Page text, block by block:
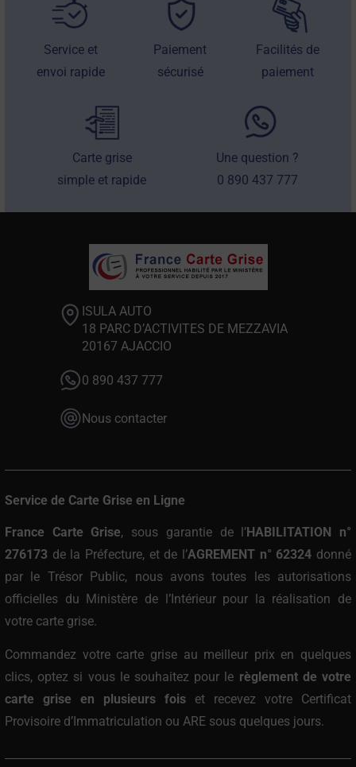
Service et
envoi rapide
Paiement
sécurisé
Facilités de
paiement
Carte grise
simple et rapide
Une question ?
0 890 437 777
ISULA AUTO
18 PARC D’ACTIVITES DE MEZZAVIA
20167 AJACCIO
0 890 437 777
Nous contacter
Service de Carte Grise en Ligne
France Carte Grise, sous garantie de l’HABILITATION n°
276173 de la Préfecture, et de l’AGREMENT n° 62324 donné
par le Trésor Public, nous avons toutes les autorisations
officielles du Ministère de l’Intérieur pour la réalisation de
votre carte grise.
Commandez votre carte grise au meilleur prix en quelques
clics, optez si vous le souhaitez pour le règlement de votre
carte grise en plusieurs fois et recevez votre Certificat
Provisoire d’Immatriculation ou ARE sous quelques jours.